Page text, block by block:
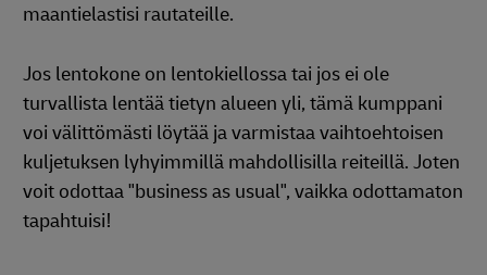
maantielastisi rautateille.
Jos lentokone on lentokiellossa tai jos ei ole
turvallista lentää tietyn alueen yli, tämä kumppani
voi välittömästi löytää ja varmistaa vaihtoehtoisen
kuljetuksen lyhyimmillä mahdollisilla reiteillä. Joten
voit odottaa "business as usual", vaikka odottamaton
tapahtuisi!